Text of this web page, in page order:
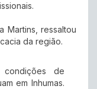
Martins, ressaltou
da região.
condições de
em Inhumas.